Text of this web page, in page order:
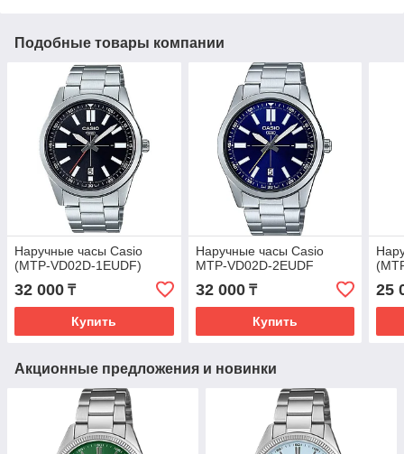
Подобные товары компании
Наручные часы Casio
(MTP-VD02D-1EUDF)
32 000 ₸
Купить
Наручные часы Casio
MTP-VD02D-2EUDF
32 000₸
Купить
25
Акционные предложения и новинки